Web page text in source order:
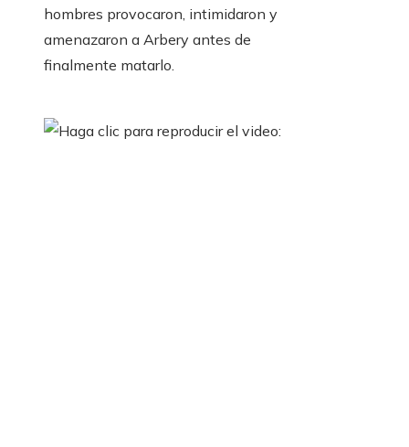
hombres provocaron, intimidaron y
amenazaron a Arbery antes de
finalmente matarlo.